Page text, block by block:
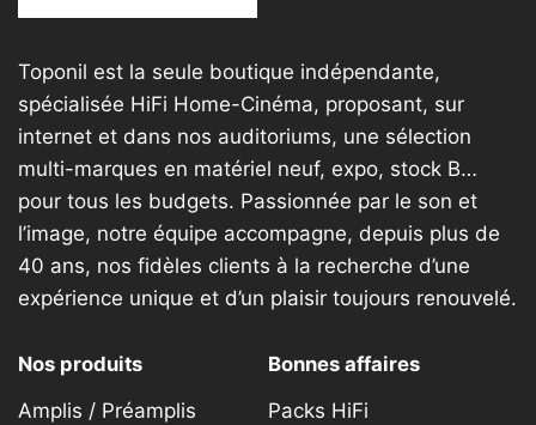
Toponil est la seule boutique indépendante,
spécialisée HiFi Home-Cinéma, proposant, sur
internet et dans nos auditoriums, une sélection
multi-marques en matériel neuf, expo, stock B…
pour tous les budgets. Passionnée par le son et
l’image, notre équipe accompagne, depuis plus de
40 ans, nos fidèles clients à la recherche d’une
expérience unique et d’un plaisir toujours renouvelé.
Nos produits
Amplis / Préamplis
Bonnes affaires
Packs HiFi